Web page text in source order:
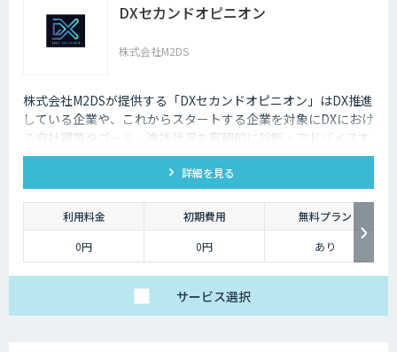
DXセカンドオピニオン
株式会社M2DS
株式会社M2DSが提供する「DXセカンドオピニオン」はDX推進
している企業や、これからスタートする企業を対象にDXにおけ
る自社課題やゴール、進捗状況を客観的に診断・アドバイスす
るサービスです
詳細を見る
利用料金 初期費用
無料プラン
0円
0円 あり
サービス選択